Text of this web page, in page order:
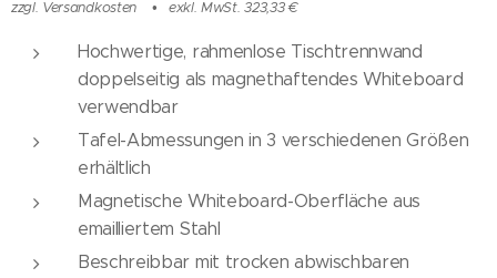
zzgl. Versandkosten exkl. MwSt. 323,33 €
Hochwertige, rahmenlose Tischtrennwand
doppelseitig als magnethaftendes Whiteboard
verwendbar
Tafel-Abmessungen in 3 verschiedenen Größen
erhältlich
Magnetische Whiteboard-Oberfläche aus
emailliertem Stahl
Beschreibbar mit trocken abwischbaren